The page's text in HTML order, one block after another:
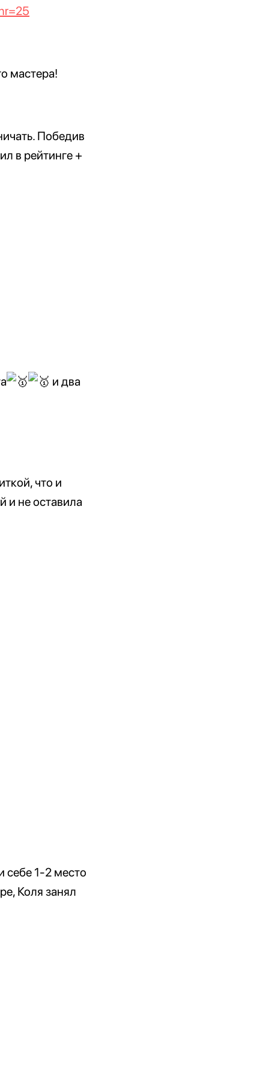
мастера!
Победив
в рейтинге +
и два
что и
и не оставила
себе 1-2 место
Коля занял